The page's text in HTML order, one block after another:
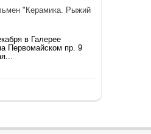
"Керамика. Рыжий
в Галерее
Первомайском пр. 9